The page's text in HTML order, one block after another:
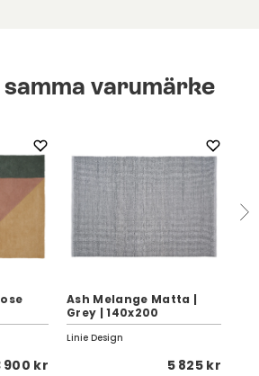
varumärke
900 kr
Ash Melange Matta |
Grey | 140x200
Linie Design
5 825 kr